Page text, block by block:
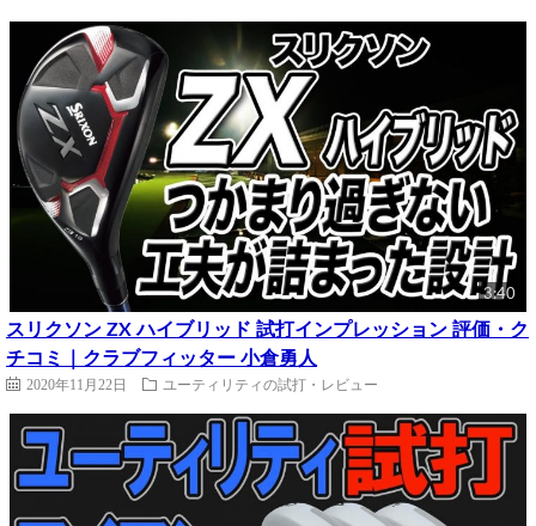
3:40
スリクソン ZX ハイブリッド 試打インプレッション 評価・ク
チコミ｜クラブフィッター 小倉勇人
2020年11月22日 ユーティリティの試打・レビュー